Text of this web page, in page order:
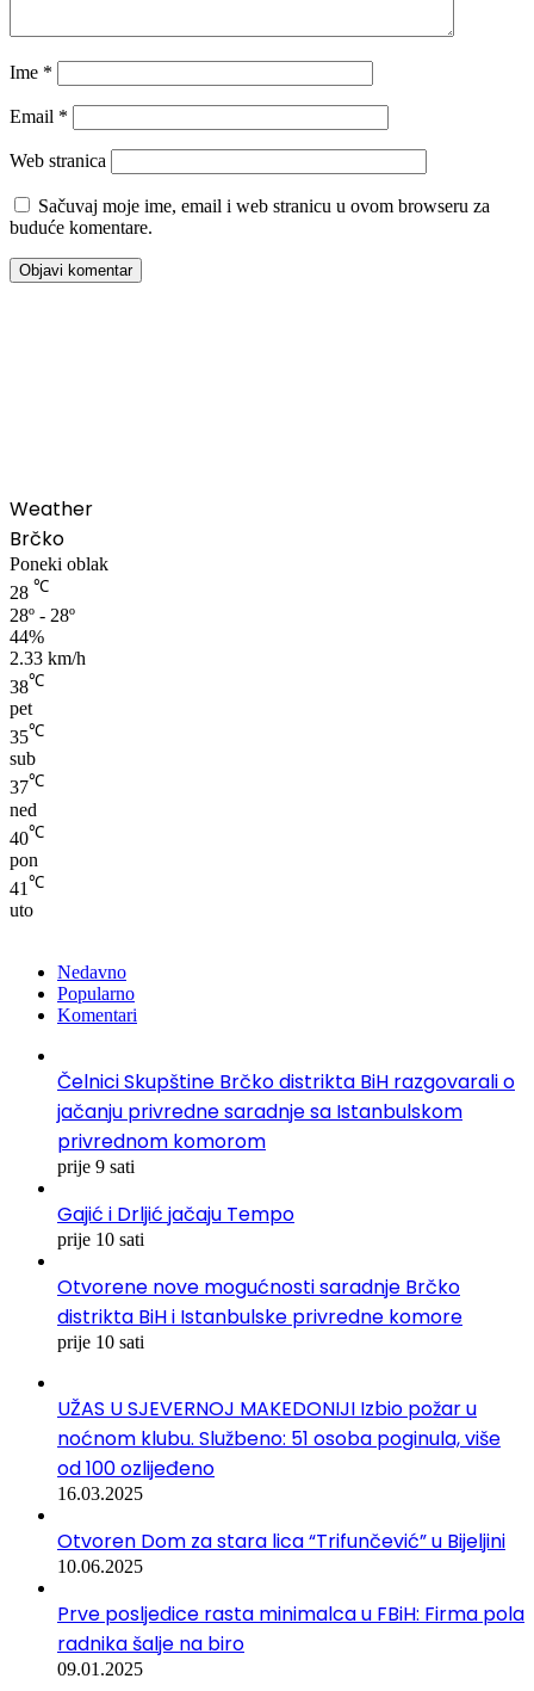
Ime *
Email *
Web stranica
Sačuvaj moje ime, email i web stranicu u ovom browseru za
buduće komentare.
Weather
Brčko
Poneki oblak
28 ℃
28º - 28º
44%
2.33 km/h
38℃
pet
35℃
sub
37℃
ned
40℃
pon
41 ℃
uto
Nedavno
Popularno
Komentari
Čelnici Skupštine Brčko distrikta BiH razgovarali o
jačanju privredne saradnje sa Istanbulskom
privrednom komorom
prije 9 sati
Gajić i Drljić jačaju Tempo
prije 10 sati
Otvorene nove mogućnosti saradnje Brčko
distrikta BiH i Istanbulske privredne komore
prije 10 sati
UŽAS U SJEVERNOJ MAKEDONIJI Izbio požar u
noćnom klubu. Službeno: 51 osoba poginula, više
od 100 ozlijeđeno
16.03.2025
Otvoren Dom za stara lica “Trifunčević” u Bijeljini
10.06.2025
Prve posljedice rasta minimalca u FBiH: Firma pola
radnika šalje na biro
09.01.2025